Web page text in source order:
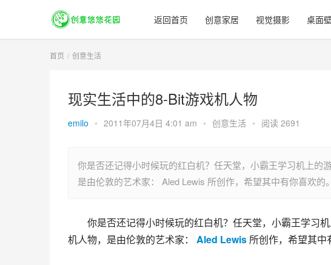
返回首页 创意家居 视觉摄影 桌面
首页 创意生活
现实生活中的8-Bit游戏机人物
emilo • 2011年07月4日 4:01 am • 创意生活 • 阅读 2691
你是否还记得小时候玩的红白机？任天堂，小霸王学习机上的
是由伦敦的艺术家： Aled Lewis 所创作，希望其中有你喜欢的。
你是否还记得小时候玩的红白机？任天堂，小霸王学习
机人物，是由伦敦的艺术家：
Aled Lewis 所创作，希望其中